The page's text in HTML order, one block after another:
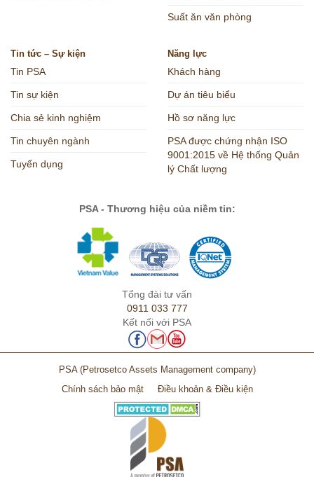
Suất ăn văn phòng
Tin tức – Sự kiện
Tin PSA
Tin sự kiện
Chia sẻ kinh nghiệm
Tin chuyên ngành
Tuyển dụng
Năng lực
Khách hàng
Dự án tiêu biểu
Hồ sơ năng lực
PSA được chứng nhận ISO
9001:2015 về Hệ thống Quản
lý Chất lượng
PSA - Thương hiệu của niềm tin:
Tổng đài tư vấn
0911 033 777
Kết nối với PSA
PSA (Petrosetco Assets Management company)
Chính sách bảo mật
Điều khoản & Điều kiện